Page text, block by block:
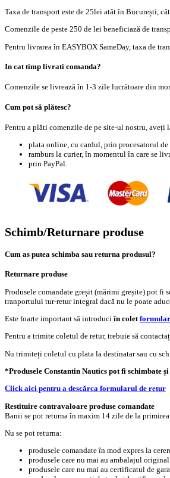
Taxa de transport este de 25lei atât în București,
Comenzile de peste 250 de lei beneficiază de
Pentru livrarea în EASYBOX SameDay, taxa de
In cat timp livrati comanda?
Comenzile se livrează în 1-3 zile lucrătoare din
Cum pot să plătesc?
Pentru a plăti comenzile de pe site-ul nostru, aveți
plata online, cu cardul, prin procesatorul
ramburs la curier, în momentul în care se
prin PayPal.
Schimb/Returnare produse
Cum as putea schimba sau returna produsul?
Returnare produse
Produsele comandate greșit (mărimi greșite) pot fi
tranportului tur-retur integral dacă nu le poate
Este foarte important să introduci în colet
Pentru a trimite coletul de retur, trebuie să
Nu trimiteți coletul cu plata la destinatar sau cu
*Produsele Constantin Nautics pot fi schimbate
Click aici pentru a descărca formularul de retur
Restituire contravaloare produse comandate
Banii se pot returna în maxim 14 zile de la
Nu se pot returna:
produsele comandate în mod expres la
produsele care nu mai au ambalajul
produsele care nu mai au certificatul de